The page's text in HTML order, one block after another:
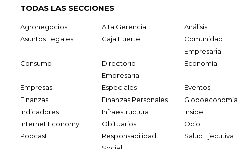
TODAS LAS SECCIONES
Agronegocios Alta Gerencia
Análisis
Asuntos Legales
Caja Fuerte
Comunidad
Empresarial
Consumo
Directorio
Empresarial
Economía
Empresas Especiales
Eventos
Finanzas
Finanzas Personales
Globoeconomía
Indicadores
Infraestructura
Inside
Internet Economy
Obituarios
Ocio
Podcast
Responsabilidad
Salud Ejecutiva